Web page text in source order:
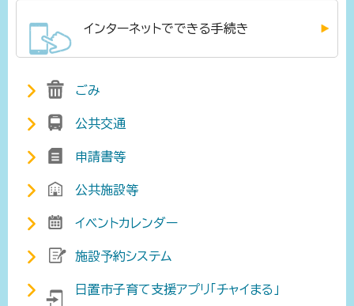
インターネットでできる手続き
ごみ
公共交通
申請書等
公共施設等
イベントカレンダー
施設予約システム
日置市子育て支援アプリ「チャイまる」